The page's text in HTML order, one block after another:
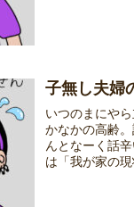
子無し夫
いつのまにや
かなかの高齢
んとなーく話
は「我が家の現